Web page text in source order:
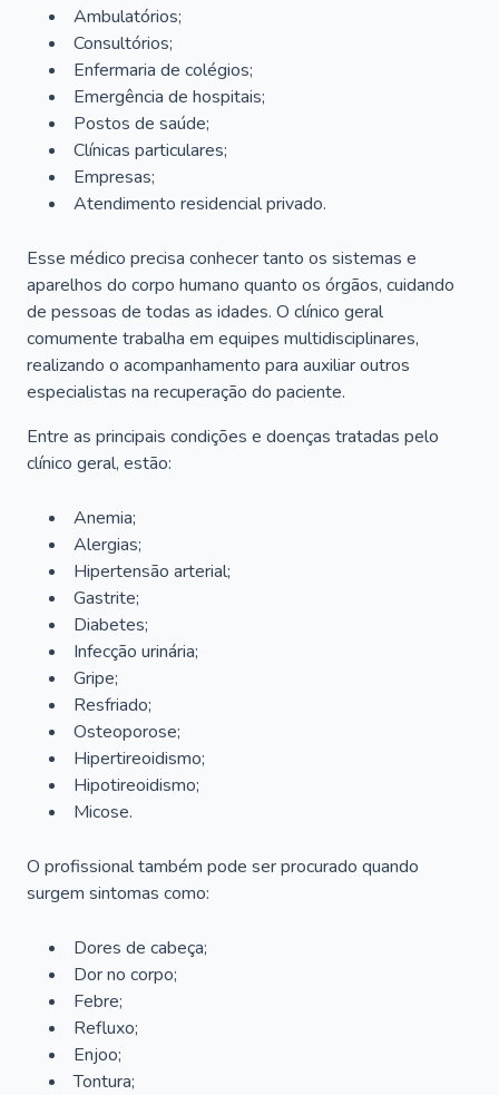
Ambulatórios;
Consultórios;
Enfermaria de colégios;
Emergência de hospitais;
Postos de saúde;
Clínicas particulares;
Empresas;
Atendimento residencial privado.
Esse médico precisa conhecer tanto os sistemas e
aparelhos do corpo humano quanto os órgãos, cuidando
de pessoas de todas as idades. O clínico geral
comumente trabalha em equipes multidisciplinares,
realizando o acompanhamento para auxiliar outros
especialistas na recuperação do paciente.
Entre as principais condições e doenças tratadas pelo
clínico geral, estão:
Anemia;
Alergias;
Hipertensão arterial;
Gastrite;
Diabetes;
Infecção urinária;
Gripe;
Resfriado;
Osteoporose;
Hipertireoidismo;
Hipotireoidismo;
Micose.
O profissional também pode ser procurado quando
surgem sintomas como:
Dores de cabeça;
Dor no corpo;
Febre;
Refluxo;
Enjoo;
Tontura;